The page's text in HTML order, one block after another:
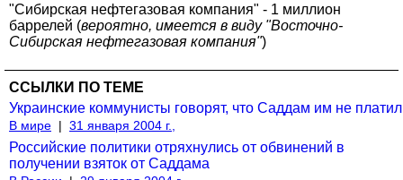
"Сибирская нефтегазовая компания" - 1 миллион
баррелей (вероятно, имеется в виду "Восточно-
Сибирская нефтегазовая компания")
ССЫЛКИ ПО ТЕМЕ
Украинские коммунисты говорят, что Саддам им не платил
В мире | 31 января 2004 г.,
Российские политики отряхнулись от обвинений в
получении взяток от Саддама